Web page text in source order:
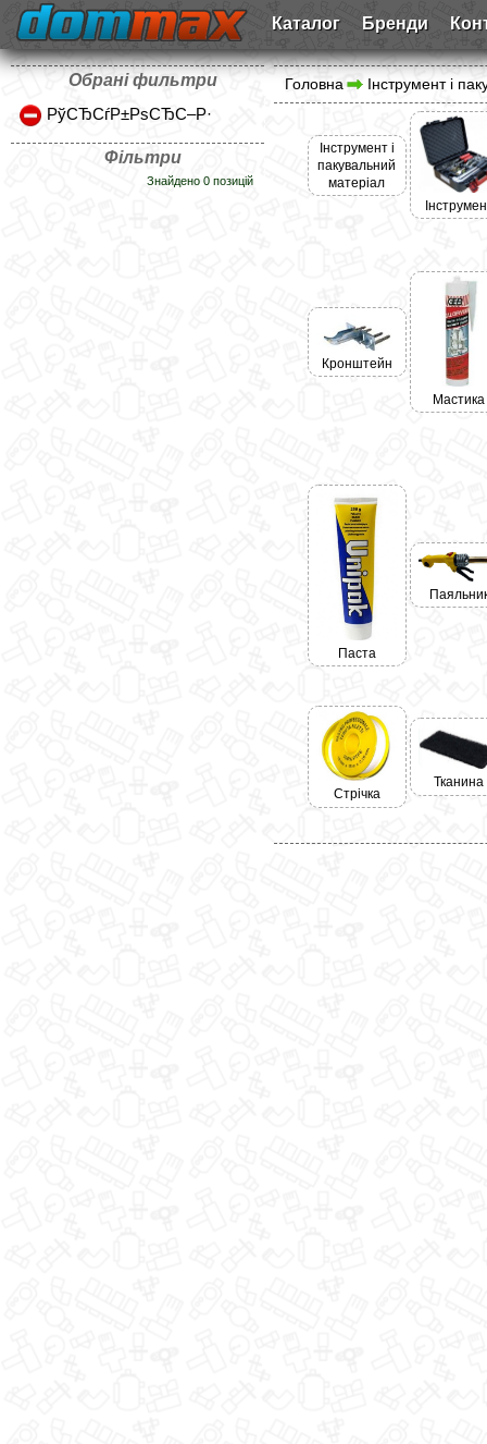
Каталог Бренди
Обрані фильтри
РўСЂСѓР±РѕСЂС–Р·
Фільтри
Знайдено 0 позицій
Головна Інструмент і
Інструмент і
пакувальний
матеріал
Кронштейн
Мастика
Паста
Стрічка
Тканина